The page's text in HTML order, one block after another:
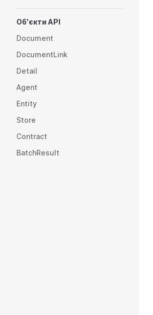
Об'єкти API
Document
DocumentLink
Detail
Agent
Entity
Store
Contract
BatchResult